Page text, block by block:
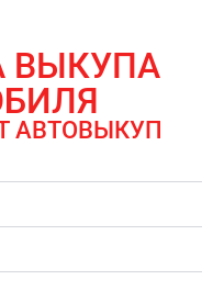
ВЫКУПА
АВТОВЫКУП